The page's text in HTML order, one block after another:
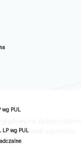
wg PUL
LP wg PUL
i w żadnym razie
czynności